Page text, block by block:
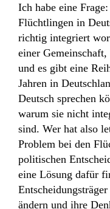
Ich habe eine
Flüchtlingen in
richtig integriert
einer Gemeinschaft,
und es gibt eine
Jahren in
Deutsch sprechen
warum sie nicht
sind. Wer hat also
Problem bei den
politischen
eine Lösung dafür
ändern und ihre